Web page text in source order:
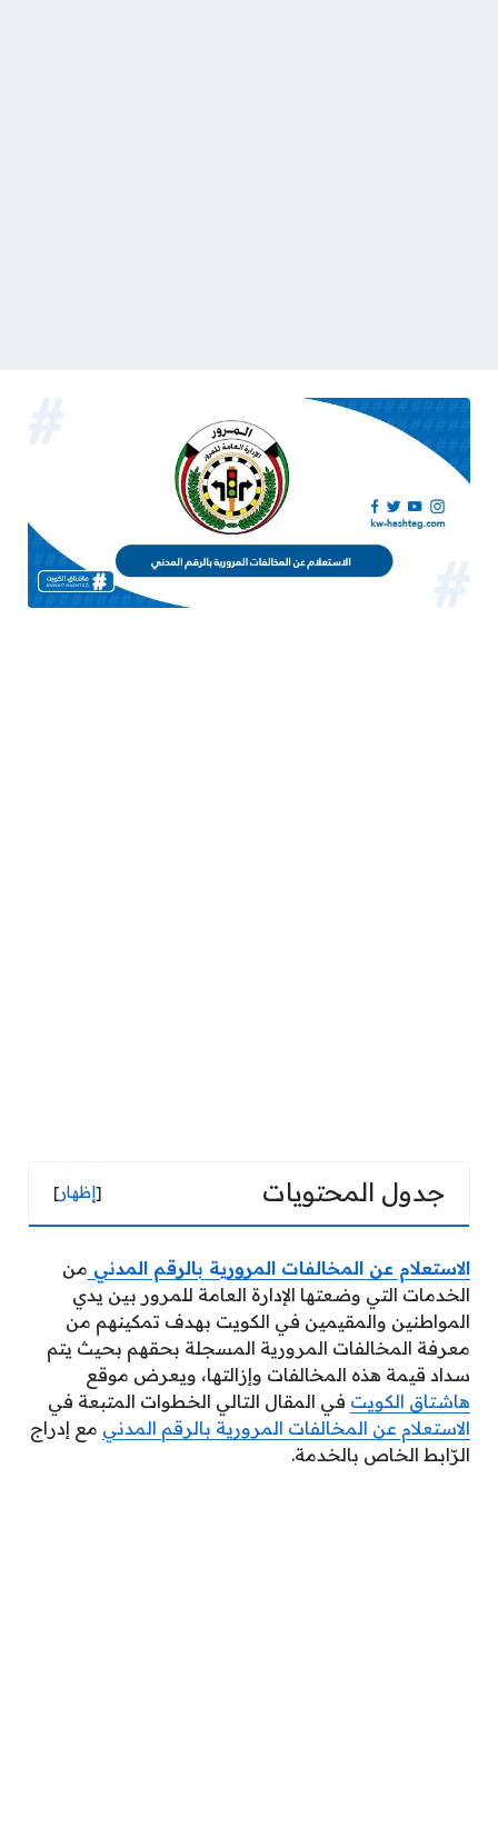
جدول المحتويات [إظهار]
الاستعلام عن المخالفات المرورية بالرقم المدني من
الخدمات التي وضعتها الإدارة العامة للمرور بين يدي
المواطنين والمقيمين في الكويت بهدف تمكينهم من
معرفة المخالفات المرورية المسجلة بحقهم بحيث يتم
سداد قيمة هذه المخالفات وإزالتها، ويعرض موقع
هاشتاق الكويت في المقال التالي الخطوات المتبعة في
الاستعلام عن المخالفات المرورية بالرقم المدني مع إدراج
الرّابط الخاص بالخدمة.